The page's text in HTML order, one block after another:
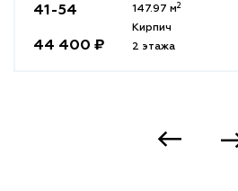
41-54
44 400 ₽
147.97 м2
Кирпич
2 этажа